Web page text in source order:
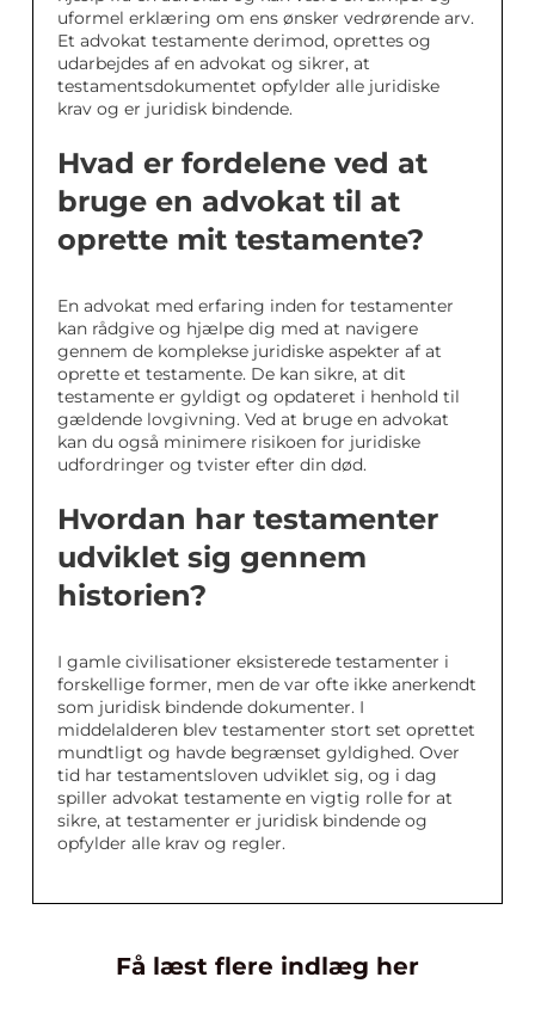
uformel erklæring om ens ønsker vedrørende arv.
Et advokat testamente derimod, oprettes og
udarbejdes af en advokat og sikrer, at
testamentsdokumentet opfylder alle juridiske
krav og er juridisk bindende.
Hvad er fordelene ved at
bruge en advokat til at
oprette mit testamente?
En advokat med erfaring inden for testamenter
kan rådgive og hjælpe dig med at navigere
gennem de komplekse juridiske aspekter af at
oprette et testamente. De kan sikre, at dit
testamente er gyldigt og opdateret i henhold til
gældende lovgivning. Ved at bruge en advokat
kan du også minimere risikoen for juridiske
udfordringer og tvister efter din død.
Hvordan har testamenter
udviklet sig gennem
historien?
I gamle civilisationer eksisterede testamenter i
forskellige former, men de var ofte ikke anerkendt
som juridisk bindende dokumenter. I
middelalderen blev testamenter stort set oprettet
mundtligt og havde begrænset gyldighed. Over
tid har testamentsloven udviklet sig, og i dag
spiller advokat testamente en vigtig rolle for at
sikre, at testamenter er juridisk bindende og
opfylder alle krav og regler.
Få læst flere indlæg her